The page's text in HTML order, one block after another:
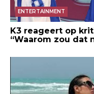
ENTERTAINMENT
K3 reageert op
“Waarom zou dat